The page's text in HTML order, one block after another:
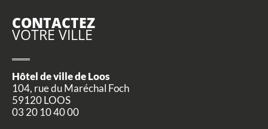
CONTACTEZ
VOTRE VILLE
Hôtel de ville de Loos
104, rue du Maréchal Foch
59120 LOOS
03 20 10 40 00